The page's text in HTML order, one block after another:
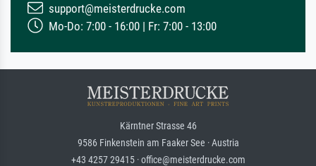
support@meisterdrucke.com
Mo-Do: 7:00 - 16:00 | Fr: 7:00 - 13:00
Kärntner Strasse 46
9586 Finkenstein am Faaker See · Austria
+43 4257 29415 · office@meisterdrucke.com